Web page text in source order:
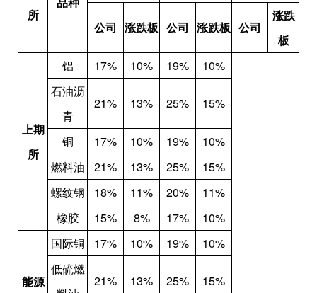
所
公司 涨跌板 公司 涨跌板 公司
涨跌
板
上期
所
铝 17% 10% 19% 10%
石油沥
青
21% 13% 25% 15%
铜 17% 10% 19%
10%
燃料油
21% 13% 25%
15%
螺纹钢
18% 11% 20%
11%
橡胶
15% 8% 17% 10%
能源
国际铜 17% 10% 19%
10%
低硫燃
21% 13% 25% 15%